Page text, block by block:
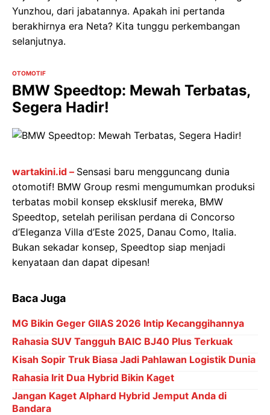
Yunzhou, dari jabatannya. Apakah ini pertanda
berakhirnya era Neta? Kita tunggu perkembangan
selanjutnya.
OTOMOTIF
BMW Speedtop: Mewah Terbatas,
Segera Hadir!
wartakini.id – Sensasi baru mengguncang dunia
otomotif! BMW Group resmi mengumumkan produksi
terbatas mobil konsep eksklusif mereka, BMW
Speedtop, setelah perilisan perdana di Concorso
d’Eleganza Villa d’Este 2025, Danau Como, Italia.
Bukan sekadar konsep, Speedtop siap menjadi
kenyataan dan dapat dipesan!
Baca Juga
MG Bikin Geger GIIAS 2026 Intip Kecanggihannya
Rahasia SUV Tangguh BAIC BJ40 Plus Terkuak
Kisah Sopir Truk Biasa Jadi Pahlawan Logistik Dunia
Rahasia Irit Dua Hybrid Bikin Kaget
Jangan Kaget Alphard Hybrid Jemput Anda di
Bandara